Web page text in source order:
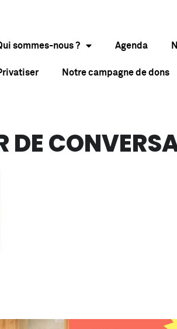
sommes-nous ? Agenda
Notre campagne de dons
DE